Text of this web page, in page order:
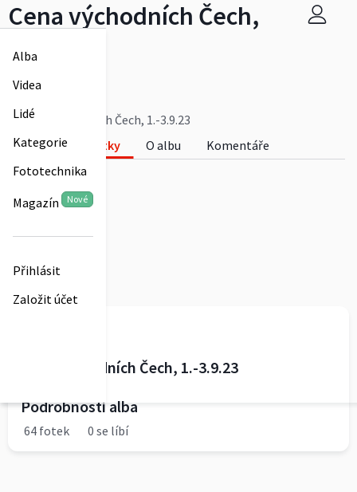
Alba
Videa
Lidé
Kategorie
Fototechnika
Magazín Nové
Přihlásit
Založit účet
Cena východních Čech,
1.-3.9.23
obaero
Cena východních Čech, 1.-3.9.23
Fotky
O albu
Komentáře
0
Cena východních Čech, 1.-3.9.23
Podrobnosti alba
64 fotek 0 se líbí